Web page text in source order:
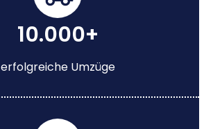
10.000+
erfolgreiche Umzüge